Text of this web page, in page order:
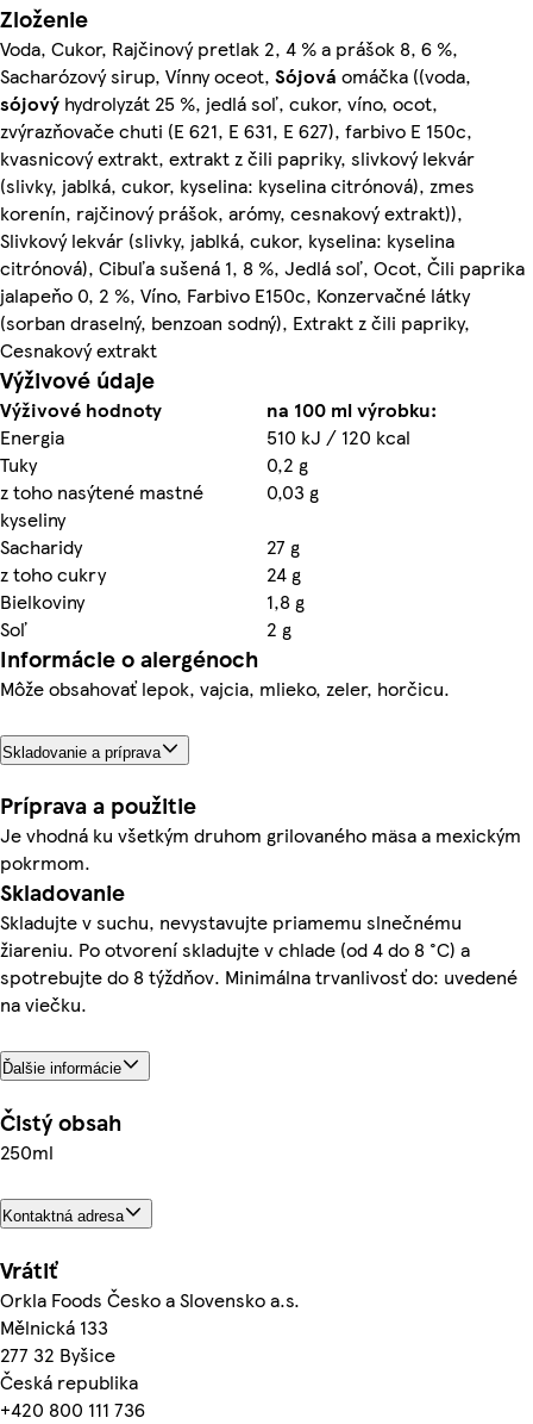
Zloženie
Voda, Cukor, Rajčinový pretlak 2, 4 % a prášok 8, 6 %,
Sacharózový sirup, Vínny oceot, Sójová omáčka ((voda,
sójový hydrolyzát 25 %, jedlá soľ, cukor, víno, ocot,
zvýrazňovače chuti (E 621, E 631, E 627), farbivo E 150c,
kvasnicový extrakt, extrakt z čili papriky, slivkový lekvár
(slivky, jablká, cukor, kyselina: kyselina citrónová), zmes
korenín, rajčinový prášok, arómy, cesnakový extrakt)),
Slivkový lekvár (slivky, jablká, cukor, kyselina: kyselina
citrónová), Cibuľa sušená 1, 8 %, Jedlá soľ, Ocot, Čili paprika
jalapeňo 0, 2 %, Víno, Farbivo E150c, Konzervačné látky
(sorban draselný, benzoan sodný), Extrakt z čili papriky,
Cesnakový extrakt
Výživové údaje
Výživové hodnoty
na 100 ml výrobku:
Energia
510 kJ / 120 kcal
Tuky
0,2 g
z toho nasýtené mastné
kyseliny
0,03 g
Sacharidy
27 g
z toho cukry
24 g
Bielkoviny
1,8 g
Soľ
2 g
Informácie o alergénoch
Môže obsahovať lepok, vajcia, mlieko, zeler, horčicu.
Skladovanie a príprava
Príprava a použitie
Je vhodná ku všetkým druhom grilovaného mäsa a mexickým
pokrmom.
Skladovanie
Skladujte v suchu, nevystavujte priamemu slnečnému
žiareniu. Po otvorení skladujte v chlade (od 4 do 8 °C) a
spotrebujte do 8 týždňov. Minimálna trvanlivosť do: uvedené
na viečku.
Ďalšie informácie
Čistý obsah
250ml
Kontaktná adresa
Vrátiť
Orkla Foods Česko a Slovensko a.s.
Mělnická 133
277 32 Byšice
Česká republika
+420 800 111 736